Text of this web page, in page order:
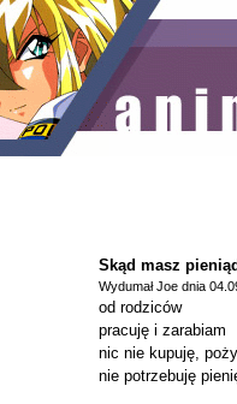
Skąd masz
Wydumał Joe dnia
od rodziców
pracuję i zarabiam
nic nie kupuję,
nie potrzebuję